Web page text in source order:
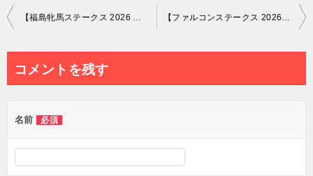
投
ビ
ー
シ
【福島牝馬ステークス 2026 出走予定馬＆想定騎手】 【ファルコンステークス 2026 出走予定馬＆想定騎手】
コメントを残す
名前 必須